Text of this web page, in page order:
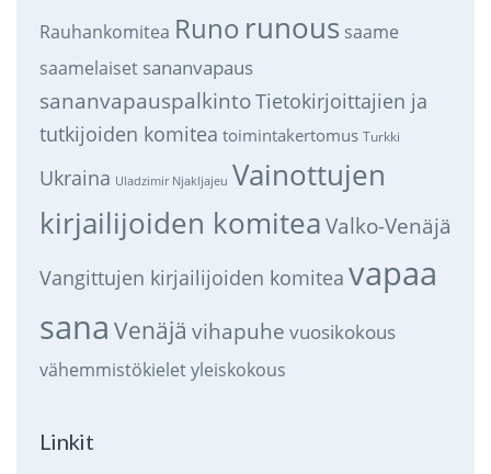
Rauhankomitea Runo runous saame
saamelaiset sananvapaus
sananvapauspalkintoTietokirjoittajien ja
tutkijoiden komitea toimintakertomus Turkki
Ukraina Uladzimir Njakljajeu Vainottujen
kirjailijoiden komitea Valko-Venäjä
Vangittujen kirjailijoiden komitea vapaa
sana Venäjä vihapuhe vuosikokous
vähemmistökieletyleiskokous
Linkit